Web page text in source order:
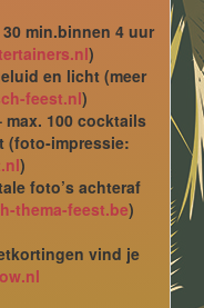
min.binnen 4 uur
)
en licht (meer
feest.nl)
max. 100 cocktails
(foto-impressie:
)
foto’s achteraf
thema-feest.be)
vind je